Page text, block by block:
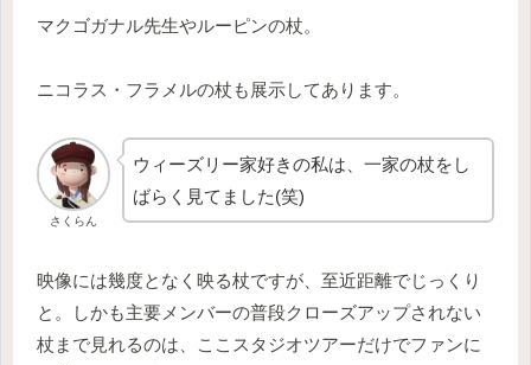
マクゴガナル先生やルーピンの杖。
ニコラス・フラメルの杖も展示してあります。
さくらん
ウィーズリー家好きの私は、一家の杖をし
ばらく見てました(笑)
映像には幾度となく映る杖ですが、至近距離でじっくり
と。しかも主要メンバーの普段クローズアップされない
杖まで見れるのは、ここスタジオツアーだけでファンに